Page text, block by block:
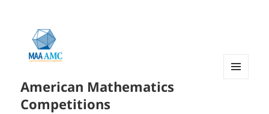
American Mathematics
Competitions